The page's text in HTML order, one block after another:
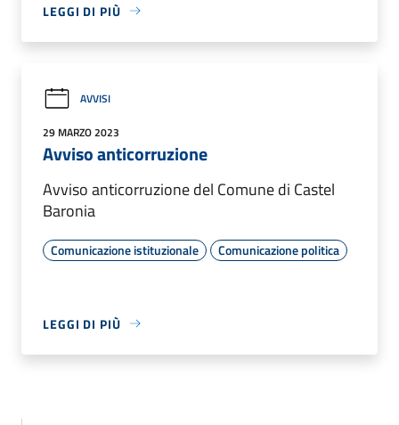
LEGGI DI PIÙ
AVVISI
29 MARZO 2023
Avviso anticorruzione
Avviso anticorruzione del Comune di Castel
Baronia
Comunicazione istituzionale Comunicazione politica
LEGGI DI PIÙ